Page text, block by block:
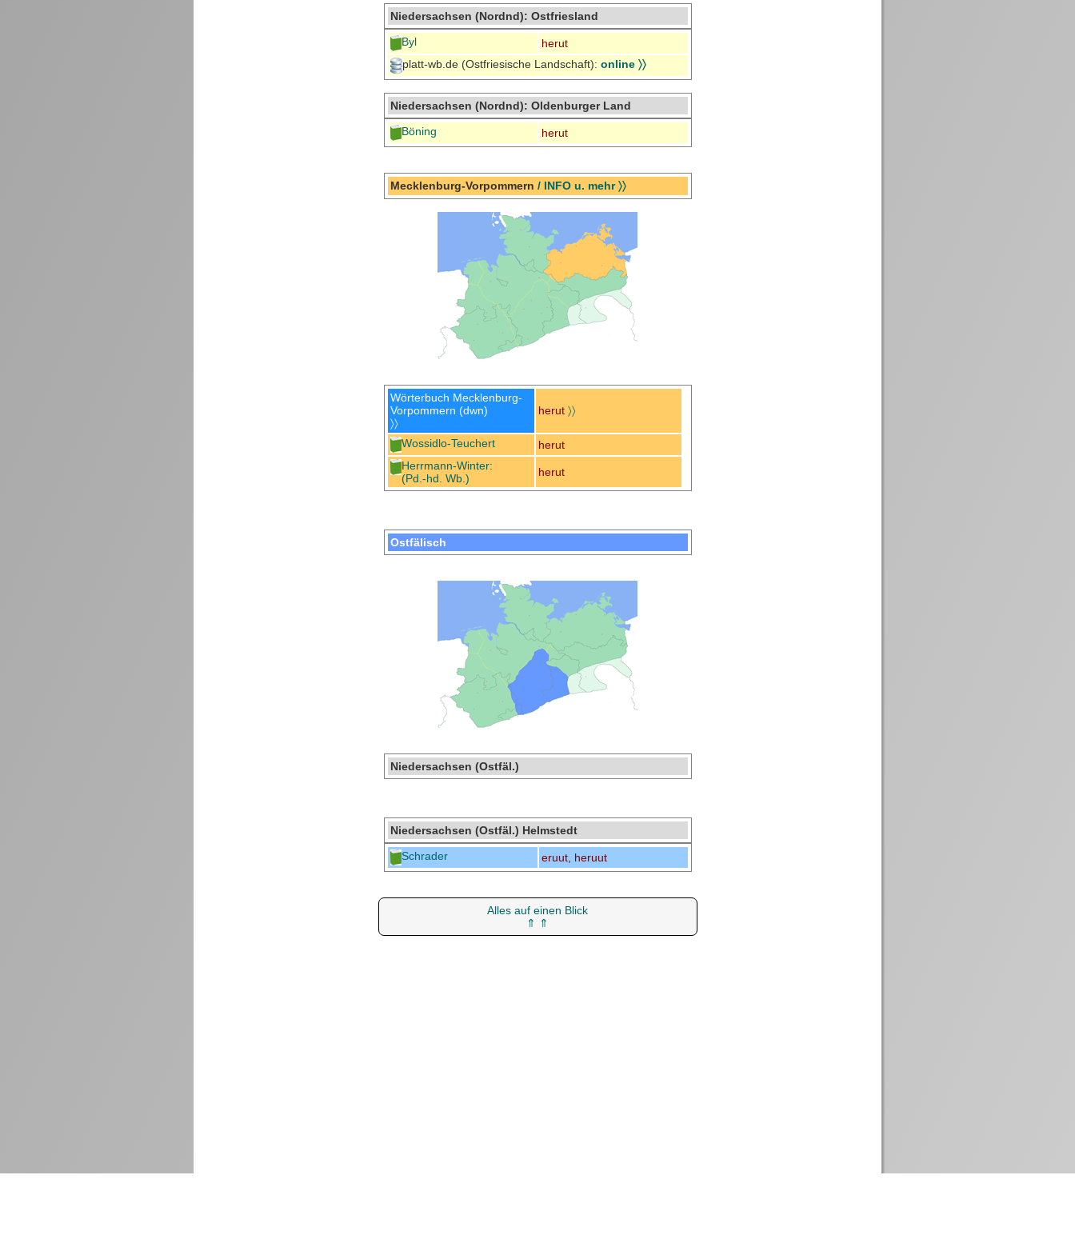
Niedersachsen (Nordnd): Ostfriesland
Byl
herut
platt-wb.de (Ostfriesische Landschaft): online 〉〉
Niedersachsen (Nordnd): Oldenburger Land
Böning
herut
Mecklenburg-Vorpommern / INFO u. mehr 〉〉
Wörterbuch Mecklenburg-
Vorpommern (dwn)
〉〉
herut 〉〉
Wossidlo-Teuchert
herut
Herrmann-Winter:
(Pd.-hd. Wb.)
herut
Ostfälisch
Niedersachsen (Ostfäl.)
Niedersachsen (Ostfäl.) Helmstedt
Schrader
eruut, heruut
Alles auf einen Blick
⇑ ⇑